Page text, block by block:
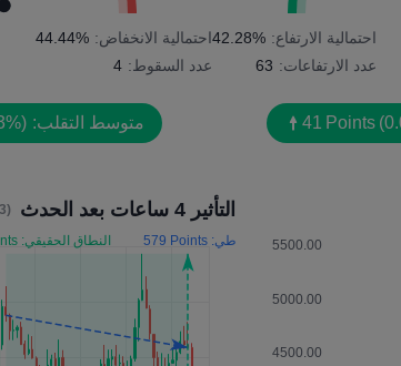
احتمالية الارتفاع: 42.28%
عدد الارتفاعات: 63
41 Points
احتمالية الانخفاض: 44.44%
عدد السقوط: 4
متوسط التقلب:
التأثير 4 ساعات بعد الحدث (M5, UTC+3)